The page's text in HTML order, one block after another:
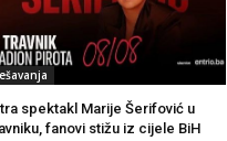
spektakl Marije Šerifović u
fanovi stižu iz cijele BiH